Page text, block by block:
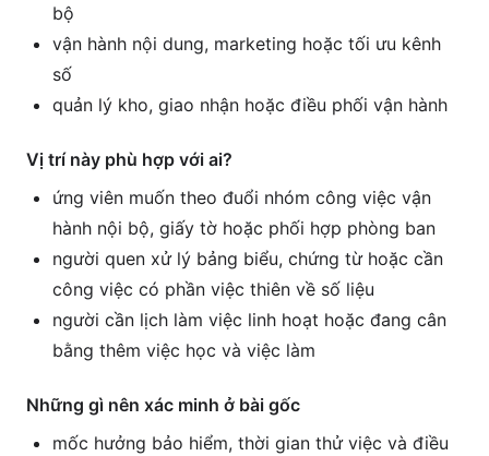
bộ
vận hành nội dung, marketing hoặc tối ưu kênh
số
quản lý kho, giao nhận hoặc điều phối vận hành
Vị trí này phù hợp với ai?
ứng viên muốn theo đuổi nhóm công việc vận
hành nội bộ, giấy tờ hoặc phối hợp phòng ban
người quen xử lý bảng biểu, chứng từ hoặc cần
công việc có phần việc thiên về số liệu
người cần lịch làm việc linh hoạt hoặc đang cân
bằng thêm việc học và việc làm
Những gì nên xác minh ở bài gốc
mốc hưởng bảo hiểm, thời gian thử việc và điều